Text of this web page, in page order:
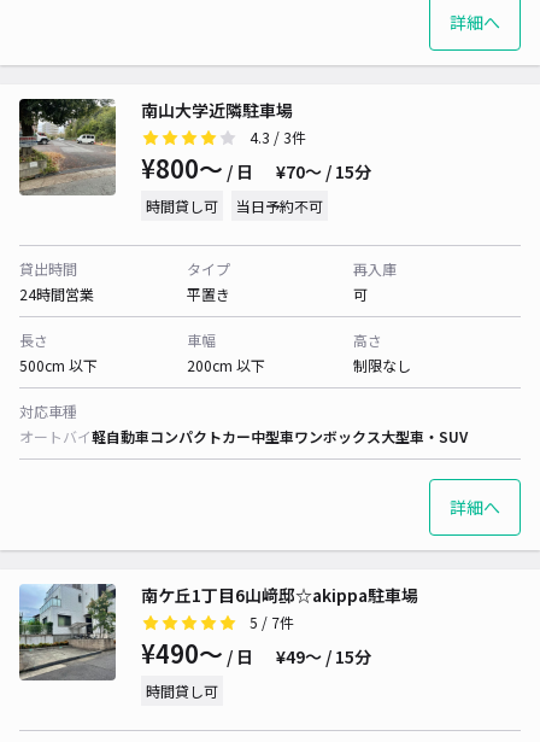
詳細へ
南山大学近隣駐車場
4.3 / 3件
¥800〜 / 日 ¥70〜 / 15分
時間貸し可 当日予約不可
貸出時間
24時間営業
タイプ
平置き
再入庫
可
長さ
500cm 以下
車幅
200cm 以下
高さ
制限なし
対応車種
オートバイ軽自動車コンパクトカー中型車ワンボックス大型車・SUV
詳細へ
南ケ丘1丁目6山﨑邸☆akippa駐車場
5 / 7件
¥490〜 / 日 ¥49〜 / 15分
時間貸し可